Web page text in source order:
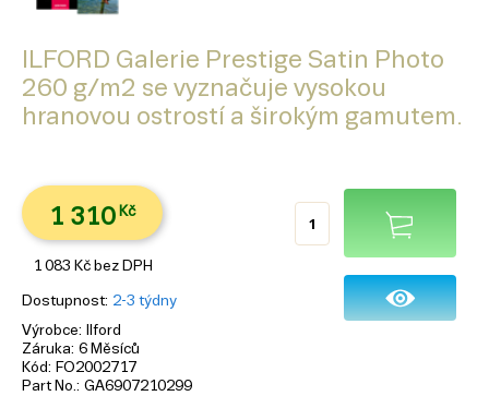
ILFORD Galerie Prestige Satin Photo
260 g/m2 se vyznačuje vysokou
hranovou ostrostí a širokým gamutem.
1 310 Kč
1 083 Kč bez DPH
Dostupnost 2-3 týdny
Výrobce
Ilford
Záruka 6 Měsíců
Kód
FO2002717
Part No. GA6907210299